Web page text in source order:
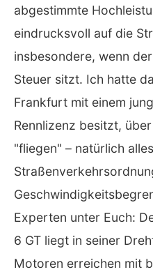
abgestimmte
eindrucksvoll auf die
insbesondere, wenn
Steuer sitzt. Ich hatte
Frankfurt mit einem
Rennlizenz besitzt,
"fliegen" – natürlich
Experten unter Euch:
6 GT liegt in seiner
Motoren erreichen mit